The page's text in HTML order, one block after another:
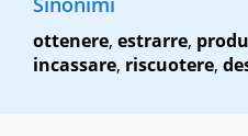
ottenere, estrarre,
incassare, riscuotere,